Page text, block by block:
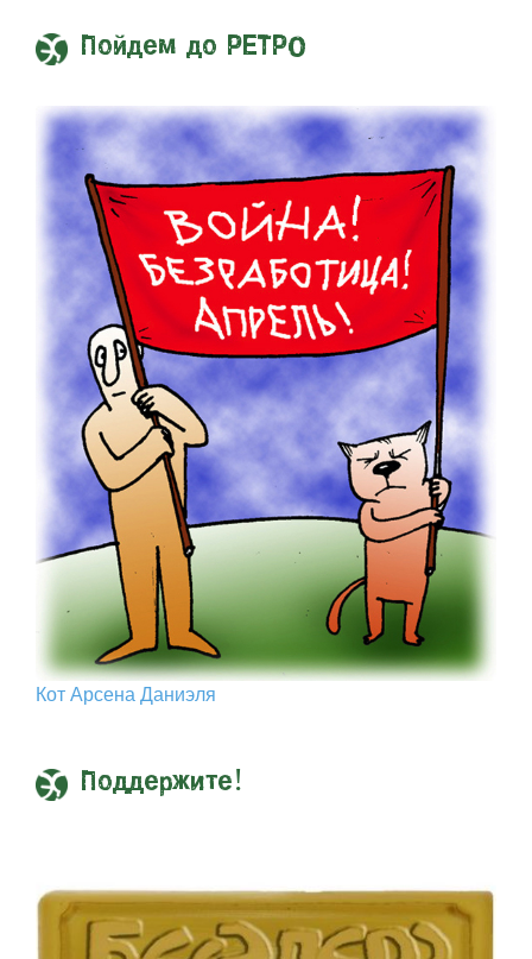
Пойдем до РЕТРО
Кот Арcена Даниэля
Поддержите!